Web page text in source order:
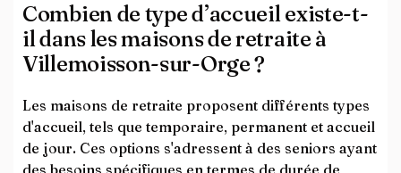
Combien de type d’accueil existe-t-
il dans les maisons de retraite à
Villemoisson-sur-Orge ?
Les maisons de retraite proposent différents types
d'accueil, tels que temporaire, permanent et accueil
de jour. Ces options s'adressent à des seniors ayant
des besoins spécifiques en termes de durée de